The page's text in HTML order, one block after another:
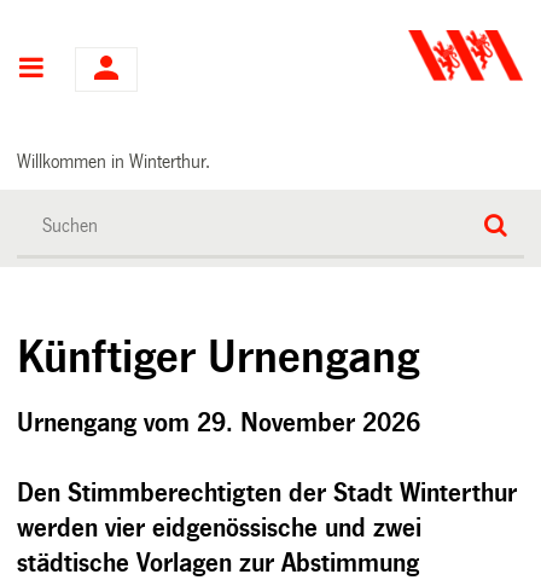
Hauptnavigation
Willkommen in Winterthur.
Künftiger Urnengang
Urnengang vom 29. November 2026
Den Stimmberechtigten der Stadt Winterthur
werden vier eidgenössische und zwei
städtische Vorlagen zur Abstimmung